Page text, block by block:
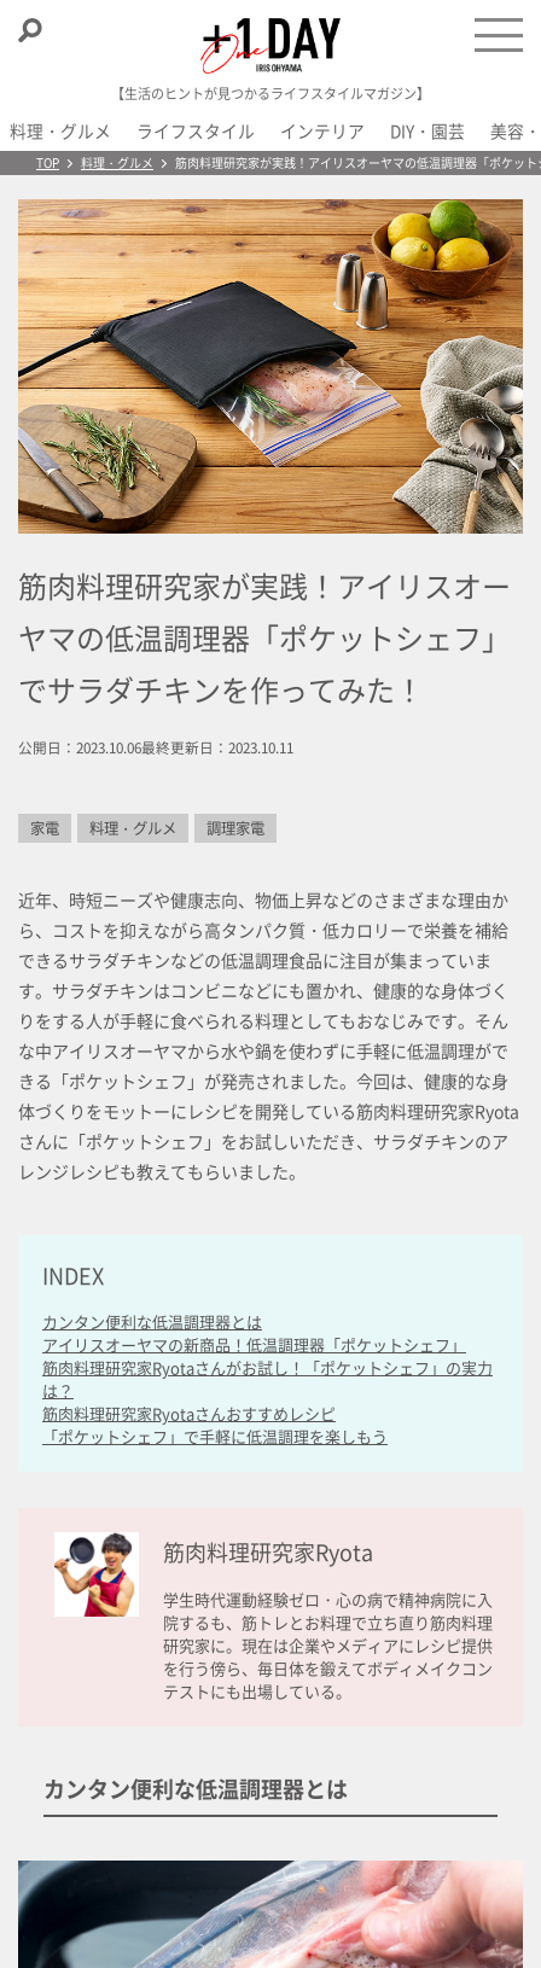
【生活のヒントが見つかるライフスタイルマガジン】
料理・グルメ ライフスタイル インテリア DIY・園芸 美容
TOP＋1 Day料理・グルメ 筋肉料理研究家が実践！アイリスオーヤマの低温調理器「ポケッ
筋肉料理研究家が実践！アイリスオー
ヤマの低温調理器「ポケットシェフ」
でサラダチキンを作ってみた！
公開日：2023.10.06最終更新日：2023.10.11
家電 料理・グルメ 調理家電
近年、時短ニーズや健康志向、物価上昇などのさまざまな理由か
ら、コストを抑えながら高タンパク質・低カロリーで栄養を補給
できるサラダチキンなどの低温調理食品に注目が集まっていま
す。サラダチキンはコンビニなどにも置かれ、健康的な身体づく
りをする人が手軽に食べられる料理としてもおなじみです。そん
な中アイリスオーヤマから水や鍋を使わずに手軽に低温調理がで
きる「ポケットシェフ」が発売されました。今回は、健康的な身
体づくりをモットーにレシピを開発している筋肉料理研究家Ryota
さんに「ポケットシェフ」をお試しいただき、サラダチキンのア
レンジレシピも教えてもらいました。
INDEX
カンタン便利な低温調理器とは
アイリスオーヤマの新商品！低温調理器「ポケットシェフ」
筋肉料理研究家Ryotaさんがお試し！「ポケットシェフ」の実力
は？
筋肉料理研究家Ryotaさんおすすめレシピ
「ポケットシェフ」で手軽に低温調理を楽しもう
筋肉料理研究家Ryota
学生時代運動経験ゼロ・心の病で精神病院に入
院するも、筋トレとお料理で立ち直り筋肉料理
研究家に。現在は企業やメディアにレシピ提供
を行う傍ら、毎日体を鍛えてボディメイクコン
テストにも出場している。
カンタン便利な低温調理器とは